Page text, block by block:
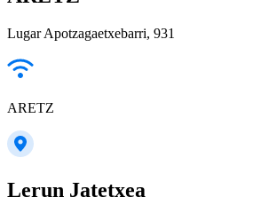
Lugar Apotzagaetxebarri, 931
ARETZ
Lerun Jatetxea